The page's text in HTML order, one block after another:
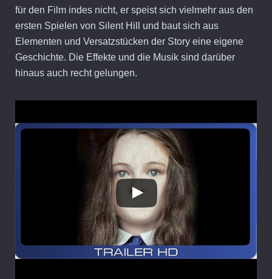
für den Film indes nicht, er speist sich vielmehr aus den
ersten Spielen von Silent Hill und baut sich aus
Elementen und Versatzstücken der Story eine eigene
Geschichte. Die Effekte und die Musik sind darüber
hinaus auch recht gelungen.